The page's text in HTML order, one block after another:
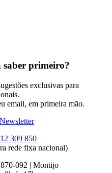
primeiro?
exclusivas para
email, em primeira mão.
309 850
rede fixa nacional)
092 | Montijo